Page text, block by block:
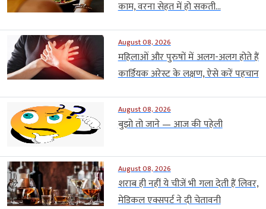
काम, वरना सेहत में हो सकती...
August 08, 2026
महिलाओं और पुरुषों में अलग-अलग होते हैं
कार्डियक अरेस्ट के लक्षण, ऐसे करें पहचान
August 08, 2026
बुझो तो जाने — आज की पहेली
August 08, 2026
शराब ही नहीं ये चीजें भी गला देती हैं लिवर,
मेडिकल एक्सपर्ट ने दी चेतावनी